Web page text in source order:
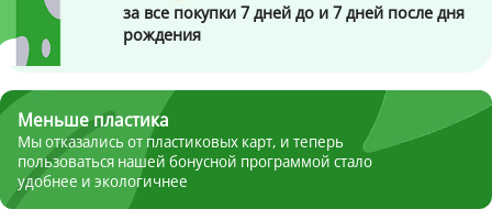
за все покупки 7 дней до и 7 дней после дня
рождения
Меньше пластика
Мы отказались от пластиковых карт, и теперь
пользоваться нашей бонусной программой стало
удобнее и экологичнее